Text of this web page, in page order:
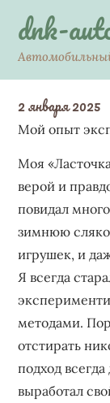
contentdnk-
2 января 2025
Мой опыт
Моя
верой и
повидал
зимнюю
игрушек, и
Я всегда
методами.
отстирать
подход
выработал